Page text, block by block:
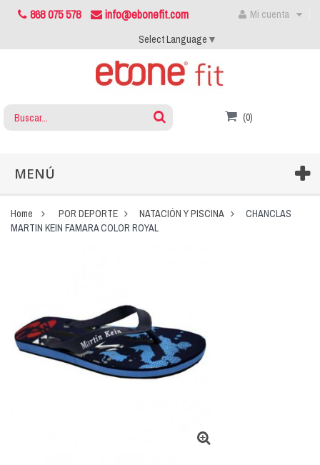
868 075 578 info@ebonefit.com
Mi cuenta
Select Language ▼
(0)
MENÚ
Home POR DEPORTE NATACIÓN Y PISCINA
CHANCLAS
MARTIN KEIN FAMARA COLOR ROYAL